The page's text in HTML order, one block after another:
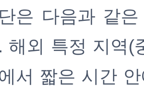
은 다음과 같
해외 특정 지역(
서 짧은 시간